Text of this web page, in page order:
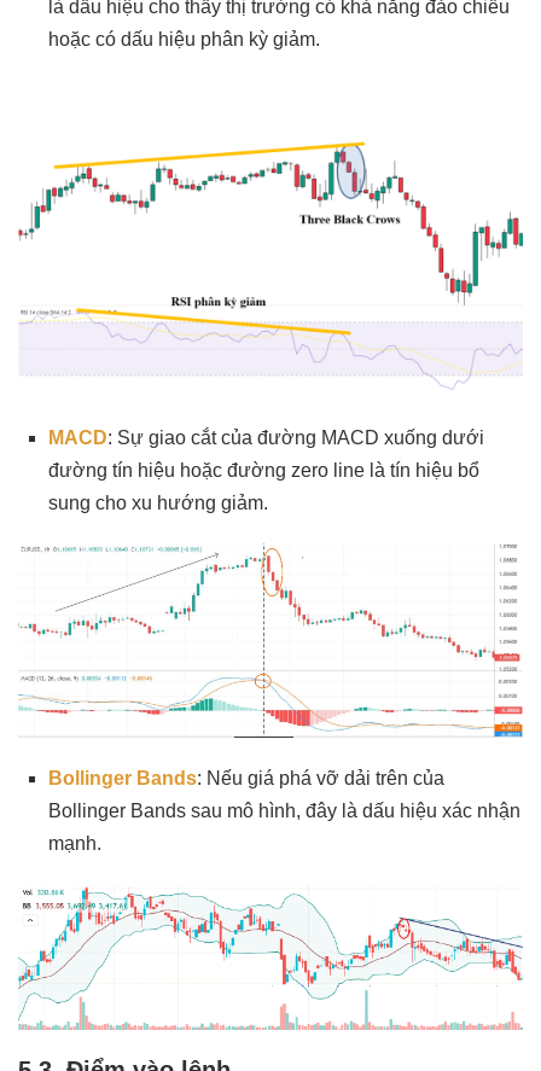
là dấu hiệu cho thấy thị trường có khả năng đảo chiều
hoặc có dấu hiệu phân kỳ giảm.
MACD: Sự giao cắt của đường MACD xuống dưới
đường tín hiệu hoặc đường zero line là tín hiệu bổ
sung cho xu hướng giảm.
Bollinger Bands: Nếu giá phá vỡ dải trên của
Bollinger Bands sau mô hình, đây là dấu hiệu xác nhận
mạnh.